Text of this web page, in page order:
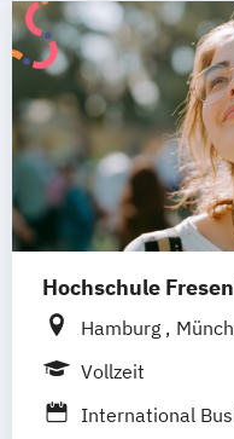
Hochschule
Hamburg
Berlin
Braunschweig
Vollzeit
International